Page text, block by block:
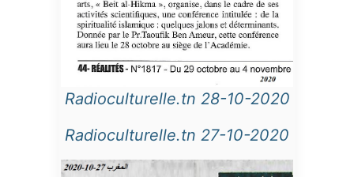
Radioculturelle.tn 28-10-2020
Radioculturelle.tn 27-10-2020